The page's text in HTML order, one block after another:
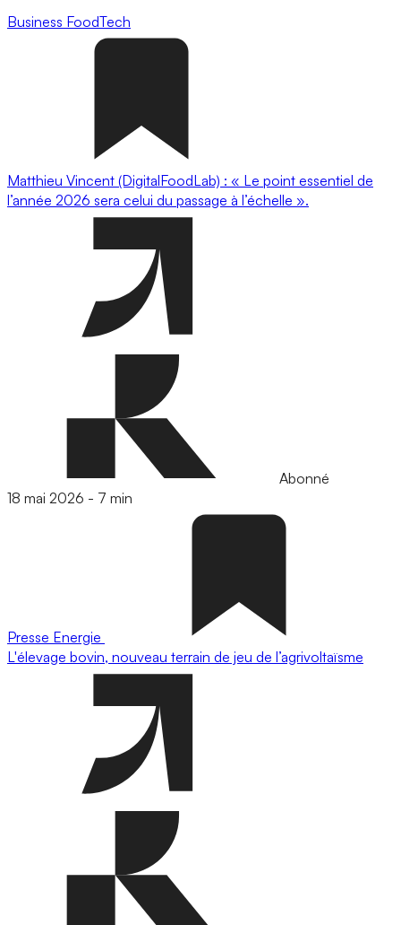
Business FoodTech
Matthieu Vincent (DigitalFoodLab) : « Le point essentiel de
l’année 2026 sera celui du passage à l’échelle ».
Abonné
18 mai 2026 - 7 min
Presse Energie
L'élevage bovin, nouveau terrain de jeu de l’agrivoltaïsme